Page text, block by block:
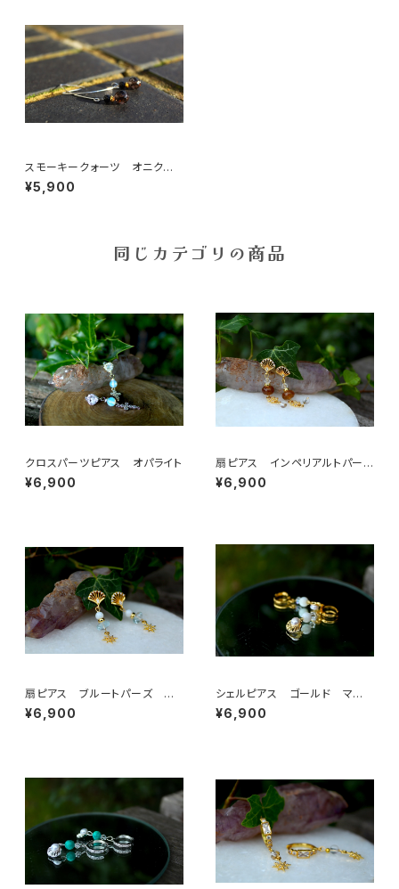
スモーキークォーツ オニク
ス ピアス
¥5,900
同じカテゴリの商品
クロスパーツピアス オパライト
¥6,900
扇ピアス インペリアルトパー
ズ 水晶
¥6,900
扇ピアス ブルートパーズ マ
ザーパール
¥6,900
シェルピアス ゴールド マザ
ーオブパール
¥6,900